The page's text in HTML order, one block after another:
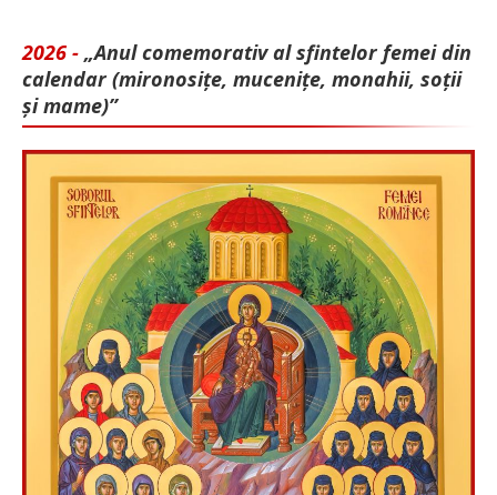
2026 - „Anul comemorativ al sfintelor femei din
calendar (mironosițe, mu­cenițe, monahii, soții
și mame)”